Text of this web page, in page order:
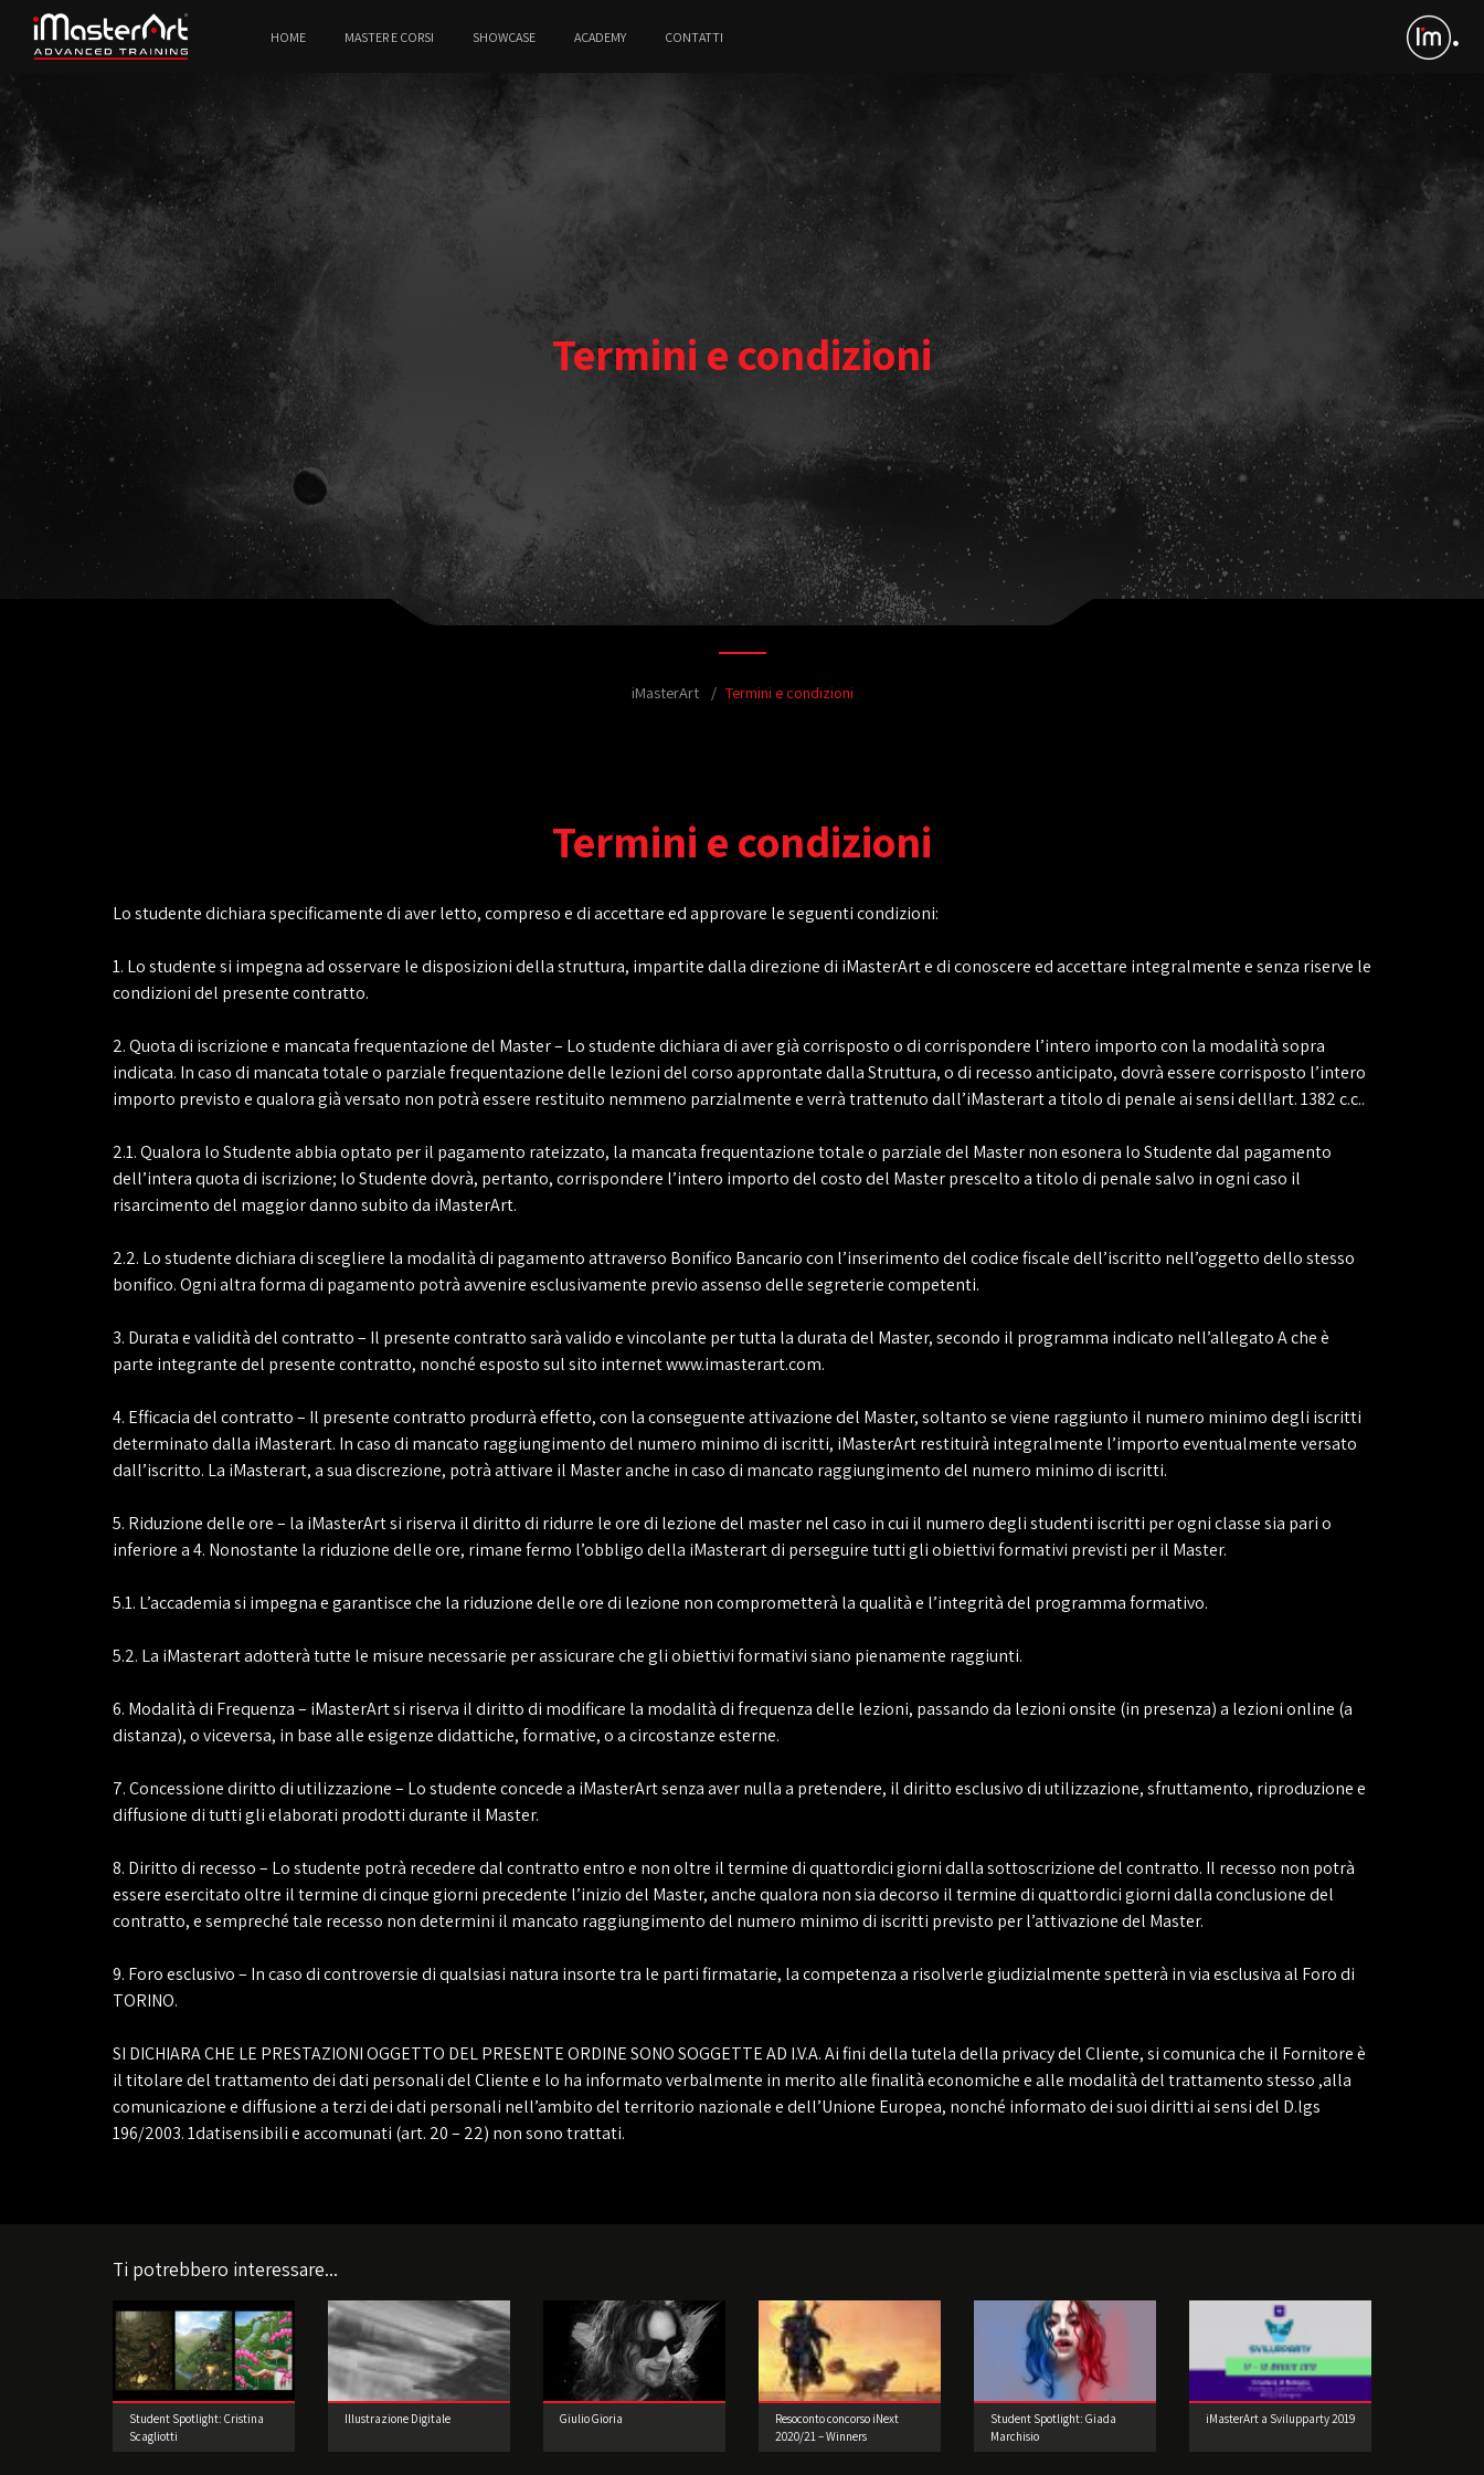
HOME MASTER E CORSI SHOWCASE ACADEMY CONTATTI
Termini e condizioni
iMasterArt Termini e condizioni
Termini e condizioni
Lo studente dichiara specificamente di aver letto, compreso e di accettare ed approvare le seguenti condizioni:
1. Lo studente si impegna ad osservare le disposizioni della struttura, impartite dalla direzione di iMasterArt e di conoscere ed accettare integralmente e senza riserve le
condizioni del presente contratto.
2. Quota di iscrizione e mancata frequentazione del Master – Lo studente dichiara di aver già corrisposto o di corrispondere l’intero importo con la modalità sopra
indicata. In caso di mancata totale o parziale frequentazione delle lezioni del corso approntate dalla Struttura, o di recesso anticipato, dovrà essere corrisposto l’intero
importo previsto e qualora già versato non potrà essere restituito nemmeno parzialmente e verrà trattenuto dall’iMasterart a titolo di penale ai sensi dell!art. 1382 c.c..
2.1. Qualora lo Studente abbia optato per il pagamento rateizzato, la mancata frequentazione totale o parziale del Master non esonera lo Studente dal pagamento
dell’intera quota di iscrizione; lo Studente dovrà, pertanto, corrispondere l’intero importo del costo del Master prescelto a titolo di penale salvo in ogni caso il
risarcimento del maggior danno subito da iMasterArt.
2.2. Lo studente dichiara di scegliere la modalità di pagamento attraverso Bonifico Bancario con l’inserimento del codice fiscale dell’iscritto nell’oggetto dello stesso
bonifico. Ogni altra forma di pagamento potrà avvenire esclusivamente previo assenso delle segreterie competenti.
3. Durata e validità del contratto – Il presente contratto sarà valido e vincolante per tutta la durata del Master, secondo il programma indicato nell’allegato A che è
parte integrante del presente contratto, nonché esposto sul sito internet www.imasterart.com.
4. Efficacia del contratto – Il presente contratto produrrà effetto, con la conseguente attivazione del Master, soltanto se viene raggiunto il numero minimo degli iscritti
determinato dalla iMasterart. In caso di mancato raggiungimento del numero minimo di iscritti, iMasterArt restituirà integralmente l’importo eventualmente versato
dall’iscritto. La iMasterart, a sua discrezione, potrà attivare il Master anche in caso di mancato raggiungimento del numero minimo di iscritti.
5. Riduzione delle ore – la iMasterArt si riserva il diritto di ridurre le ore di lezione del master nel caso in cui il numero degli studenti iscritti per ogni classe sia pari o
inferiore a 4. Nonostante la riduzione delle ore, rimane fermo l’obbligo della iMasterart di perseguire tutti gli obiettivi formativi previsti per il Master.
5.1. L’accademia si impegna e garantisce che la riduzione delle ore di lezione non comprometterà la qualità e l’integrità del programma formativo.
5.2. La iMasterart adotterà tutte le misure necessarie per assicurare che gli obiettivi formativi siano pienamente raggiunti.
6. Modalità di Frequenza – iMasterArt si riserva il diritto di modificare la modalità di frequenza delle lezioni, passando da lezioni onsite (in presenza) a lezioni online (a
distanza), o viceversa, in base alle esigenze didattiche, formative, o a circostanze esterne.
7. Concessione diritto di utilizzazione – Lo studente concede a iMasterArt senza aver nulla a pretendere, il diritto esclusivo di utilizzazione, sfruttamento, riproduzione e
diffusione di tutti gli elaborati prodotti durante il Master.
8. Diritto di recesso – Lo studente potrà recedere dal contratto entro e non oltre il termine di quattordici giorni dalla sottoscrizione del contratto. Il recesso non potrà
essere esercitato oltre il termine di cinque giorni precedente l’inizio del Master, anche qualora non sia decorso il termine di quattordici giorni dalla conclusione del
contratto, e sempreché tale recesso non determini il mancato raggiungimento del numero minimo di iscritti previsto per l’attivazione del Master.
9. Foro esclusivo – In caso di controversie di qualsiasi natura insorte tra le parti firmatarie, la competenza a risolverle giudizialmente spetterà in via esclusiva al Foro di
TORINO.
SI DICHIARA CHE LE PRESTAZIONI OGGETTO DEL PRESENTE ORDINE SONO SOGGETTE AD I.V.A. Ai fini della tutela della privacy del Cliente, si comunica che il Fornitore è
il titolare del trattamento dei dati personali del Cliente e lo ha informato verbalmente in merito alle finalità economiche e alle modalità del trattamento stesso ,alla
comunicazione e diffusione a terzi dei dati personali nell’ambito del territorio nazionale e dell’Unione Europea, nonché informato dei suoi diritti ai sensi del D.lgs
196/2003. 1datisensibili e accomunati (art. 20 – 22) non sono trattati.
Ti potrebbero interessare...
Student Spotlight: Cristina
Scagliotti
Illustrazione Digitale Giulio Gioria
Resoconto concorso iNext
2020/21 – Winners
Student Spotlight: Giada
Marchisio
iMasterArt a Svilupparty 2019